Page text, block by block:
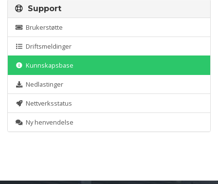
Support
Brukerstøtte
Driftsmeldinger
Kunnskapsbase
Nedlastinger
Nettverksstatus
Ny henvendelse